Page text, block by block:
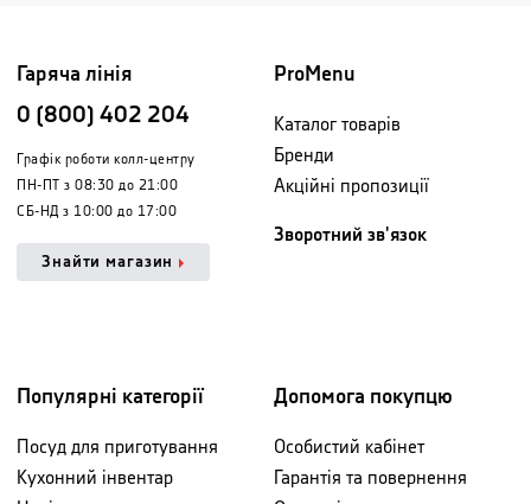
Гаряча лінія
0 (800) 402 204
Графік роботи колл-центру
ПН-ПТ з 08:30 до 21:00
СБ-НД з 10:00 до 17:00
Знайти магазин
ProMenu
Каталог товарів
Бренди
Акційні пропозиції
Зворотний зв'язок
Популярні категорії
Посуд для приготування
Кухонний інвентар
Допомога покупцю
Особистий кабінет
Гарантія та повернення